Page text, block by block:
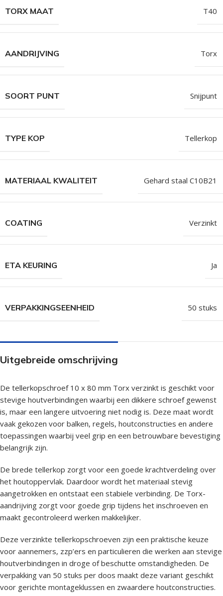
TORX MAAT T40
AANDRIJVING Torx
SOORT PUNT Snijpunt
TYPE KOP Tellerkop
MATERIAAL KWALITEIT Gehard staal C10B21
COATING Verzinkt
ETA KEURING Ja
VERPAKKINGSEENHEID 50 stuks
Uitgebreide omschrijving
De tellerkopschroef 10 x 80 mm Torx verzinkt is geschikt voor
stevige houtverbindingen waarbij een dikkere schroef gewenst
is, maar een langere uitvoering niet nodig is. Deze maat wordt
vaak gekozen voor balken, regels, houtconstructies en andere
toepassingen waarbij veel grip en een betrouwbare bevestiging
belangrijk zijn.
De brede tellerkop zorgt voor een goede krachtverdeling over
het houtoppervlak. Daardoor wordt het materiaal stevig
aangetrokken en ontstaat een stabiele verbinding. De Torx-
aandrijving zorgt voor goede grip tijdens het inschroeven en
maakt gecontroleerd werken makkelijker.
Deze verzinkte tellerkopschroeven zijn een praktische keuze
voor aannemers, zzp’ers en particulieren die werken aan stevige
houtverbindingen in droge of beschutte omstandigheden. De
verpakking van 50 stuks per doos maakt deze variant geschikt
voor gerichte montageklussen en zwaardere houtconstructies.